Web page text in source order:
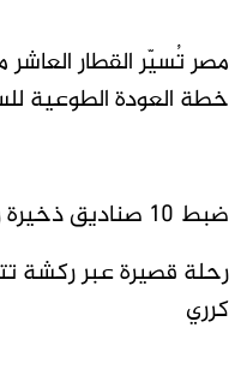
مصر تُسيّر القطار
خطة العودة الطوعية
ضبط 10 صناديق ذخيرة وكميات من النحاس
رحلة قصيرة عبر ركشة
كرري